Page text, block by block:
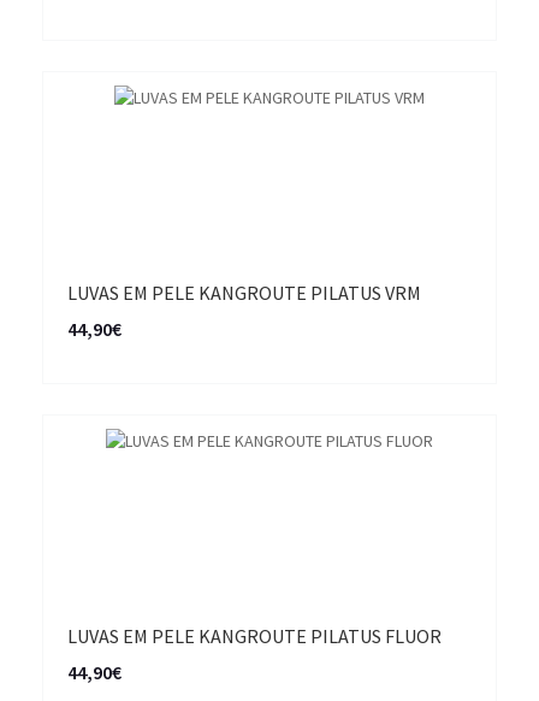
LUVAS EM PELE KANGROUTE PILATUS VRM
44,90€
LUVAS EM PELE KANGROUTE PILATUS FLUOR
44,90€